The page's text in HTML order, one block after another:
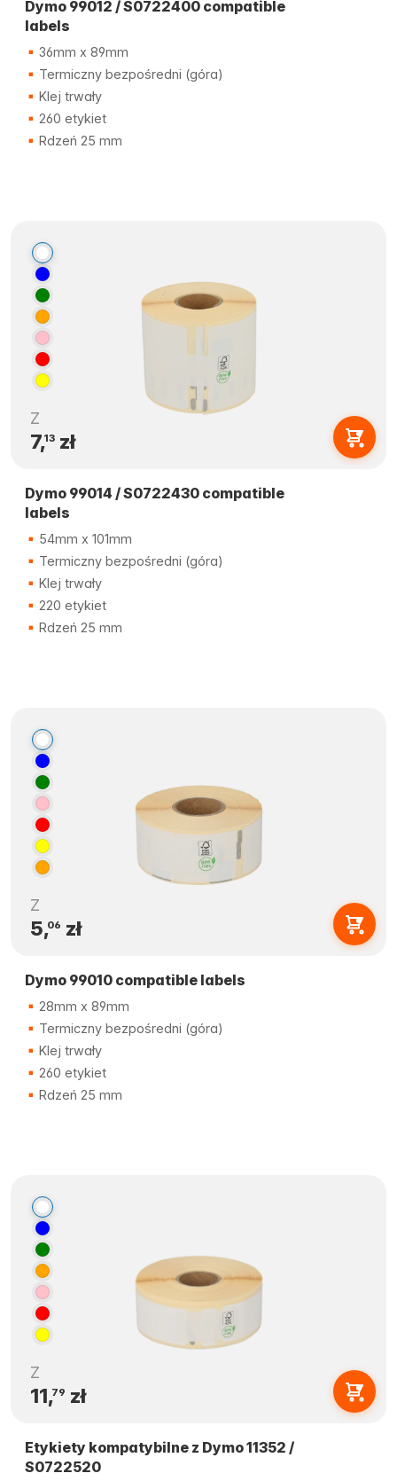
Dymo 99012 / S0722400 compatible
labels
36mm x 89mm
Termiczny bezpośredni (góra)
Klej trwały
260 etykiet
Rdzeń 25 mm
Z
7,13zł
Dymo 99014 / S0722430 compatible
labels
54mm x 101mm
Termiczny bezpośredni (góra)
Klej trwały
220 etykiet
Rdzeń 25 mm
Z
5,06 zł
Dymo 99010 compatible labels
28mm x 89mm
Termiczny bezpośredni (góra)
Klej trwały
260 etykiet
Rdzeń 25 mm
Z
11,79 zł
Etykiety kompatybilne z Dymo 11352 /
S0722520